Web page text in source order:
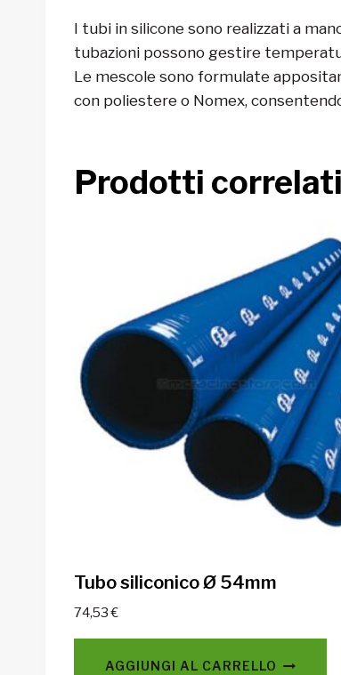
I tubi in silicone sono realizzati a
tubazioni possono gestire
Le mescole sono formulate
con poliestere o Nomex,
Prodotti correlati
Tubo siliconico Ø 54mm
74,53€
AGGIUNGI AL CARRELLO